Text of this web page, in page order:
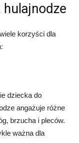
hulajnodze
korzyści dla
dziecka do
angażuje różne
brzucha i pleców.
ważna dla